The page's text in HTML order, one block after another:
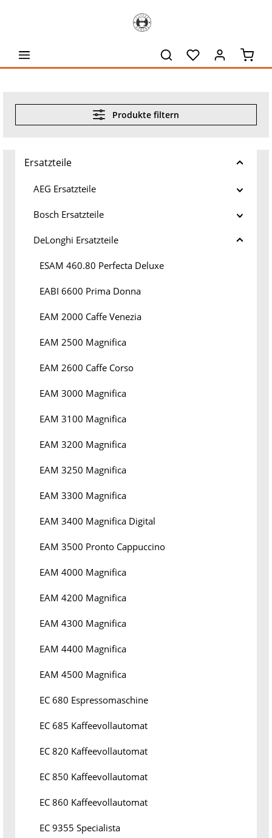
Produkte filtern
Ersatzteile
AEG Ersatzteile
Bosch Ersatzteile
DeLonghi Ersatzteile
ESAM 460.80 Perfecta Deluxe
EABI 6600 Prima Donna
EAM 2000 Caffe Venezia
EAM 2500 Magnifica
EAM 2600 Caffe Corso
EAM 3000 Magnifica
EAM 3100 Magnifica
EAM 3200 Magnifica
EAM 3250 Magnifica
EAM 3300 Magnifica
EAM 3400 Magnifica Digital
EAM 3500 Pronto Cappuccino
EAM 4000 Magnifica
EAM 4200 Magnifica
EAM 4300 Magnifica
EAM 4400 Magnifica
EAM 4500 Magnifica
EC 680 Espressomaschine
EC 685 Kaffeevollautomat
EC 820 Kaffeevollautomat
EC 850 Kaffeevollautomat
EC 860 Kaffeevollautomat
EC 9355 Specialista